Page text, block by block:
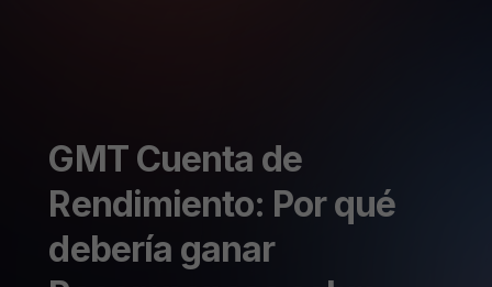
GMT Cuenta de
Rendimiento: Por qué
debería ganar